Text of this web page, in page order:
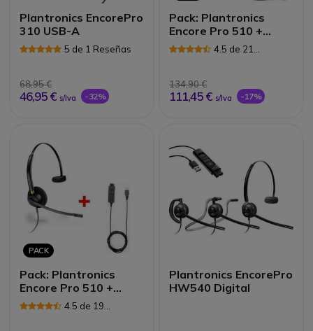
Plantronics EncorePro
310 USB-A
5 de 1 Reseñas
68,95 €
46,95 € s/Iva -32%
Pack: Plantronics
Encore Pro 510 +
Cable USB70
4.5 de 21
134,90 €
111,45 € s/Iva -17%
PACK
Pack: Plantronics
Encore Pro 510 +
Cable USB80
4.5 de 19
Plantronics EncorePro
HW540 Digital